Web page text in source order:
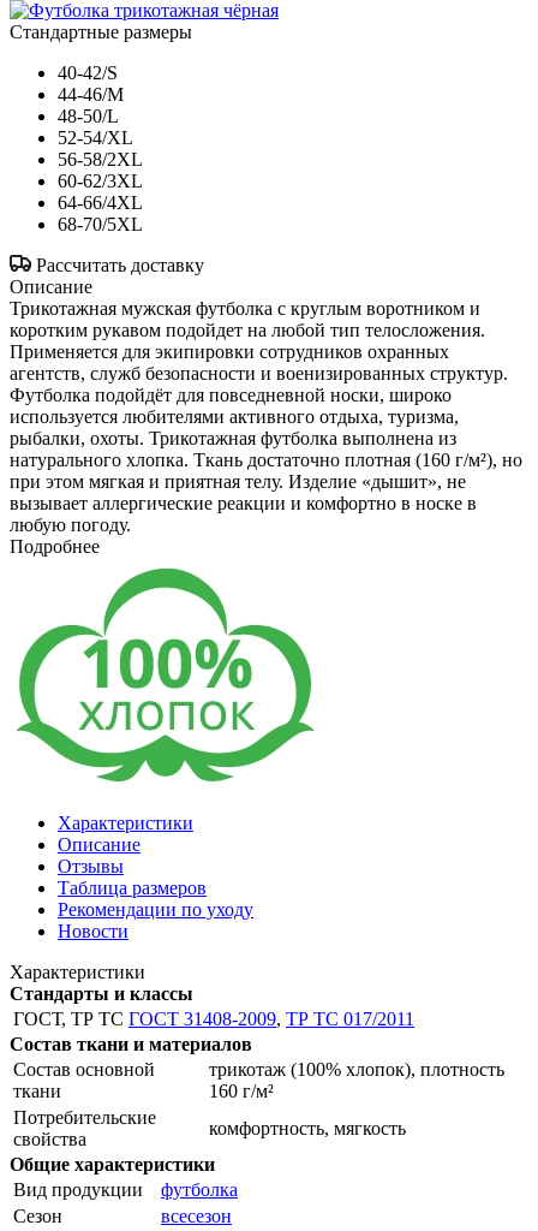
Стандартные размеры
40-42/S
44-46/M
48-50/L
52-54/XL
56-58/2XL
60-62/3XL
64-66/4XL
68-70/5XL
Рассчитать доставку
Описание
Трикотажная мужская футболка с круглым воротником и
коротким рукавом подойдет на любой тип телосложения.
Применяется для экипировки сотрудников охранных
агентств, служб безопасности и военизированных структур.
Футболка подойдёт для повседневной носки, широко
используется любителями активного отдыха, туризма,
рыбалки, охоты. Трикотажная футболка выполнена из
натурального хлопка. Ткань достаточно плотная (160 г/м²), но
при этом мягкая и приятная телу. Изделие «дышит», не
вызывает аллергические реакции и комфортно в носке в
любую погоду.
Подробнее
Характеристики
Описание
Отзывы
Таблица размеров
Рекомендации по уходу
Новости
Характеристики
Стандарты и классы
ГОСТ, ТР ТС ГОСТ 31408-2009, ТР ТС 017/2011
Состав ткани и материалов
Состав основной
ткани
трикотаж (100% хлопок), плотность
160 г/м²
Потребительские
свойства
комфортность, мягкость
Общие характеристики
Вид продукции
футболка
Сезон
всесезон